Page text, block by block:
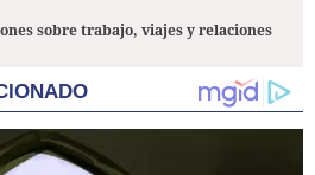
sobre trabajo, viajes y relaciones